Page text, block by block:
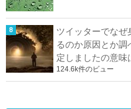
ツイッターでなぜ
るのか原因とか
定しましたの意味
124.6k件のビュー